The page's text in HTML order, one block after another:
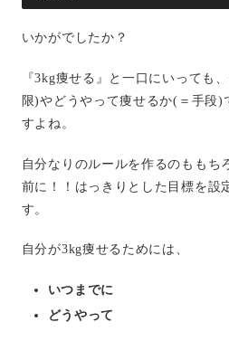
いかがでしたか？
『3kg痩せる』と一口にいっても
限)やどうやって痩せるか(＝手段)
すよね。
自分なりのルールを作るのももち
前に！！はっきりとした目標を設
す。
自分が3kg痩せるためには、
いつまでに
どうやって